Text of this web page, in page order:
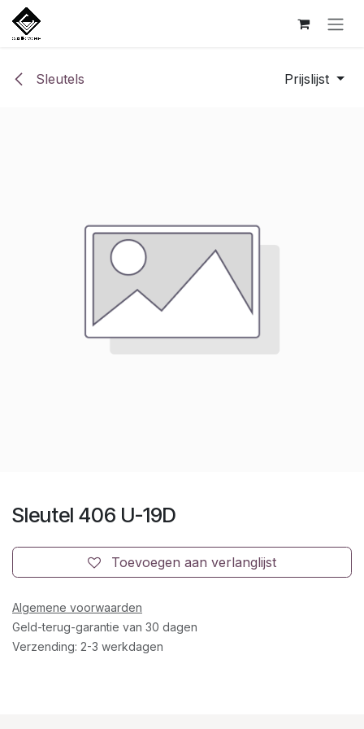
Overslaan naar inhoud
Sleutels Prijslijst
Sleutel 406 U-19D
Toevoegen aan verlanglijst
Algemene voorwaarden
Geld-terug-garantie van 30 dagen
Verzending: 2-3 werkdagen